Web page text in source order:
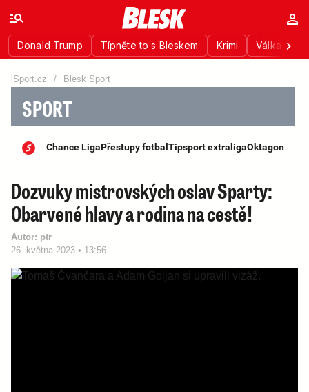
Donald Trump Típněte to s Bleskem Krimi Válka na
SPORT
Chance LigaPřestupy fotbal Tipsport extraligaOktagon
iSport.cz / Blesk Sport
26. května 2023 • 13:56
Dozvuky mistrovských oslav Sparty:
Obarvené hlavy a rodina na cestě!
Autor: ptr